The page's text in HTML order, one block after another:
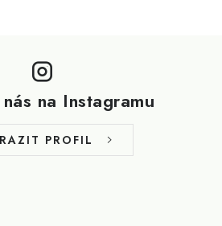
na Instagramu
PROFIL